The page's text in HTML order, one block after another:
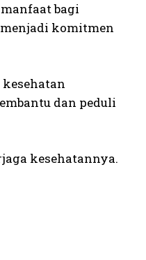
bagi
komitmen
dan peduli
kesehatannya.